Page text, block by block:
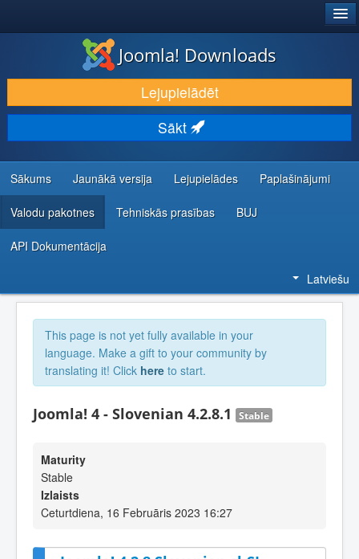
LEJUPIELĀDĒT UN PAPLAŠINĀT
ATKLĀJ UN IEMĀCIES
KOPIENA UN ATBALSTS
IZSTRĀDĀTĀJU RESURSI
Joomla! Downloads
Lejupielādēt
Sākt
Sākums Jaunākā versija Lejupielādes Paplašinājumi
Valodu pakotnes Tehniskās prasības BUJ
API Dokumentācija
Latviešu
This page is not yet fully available in your
language. Make a gift to your community by
translating it! Click here to start.
Joomla! 4 - Slovenian 4.2.8.1 Stable
Maturity
Stable
Izlaists
Ceturtdiena, 16 Februāris 2023 16:27